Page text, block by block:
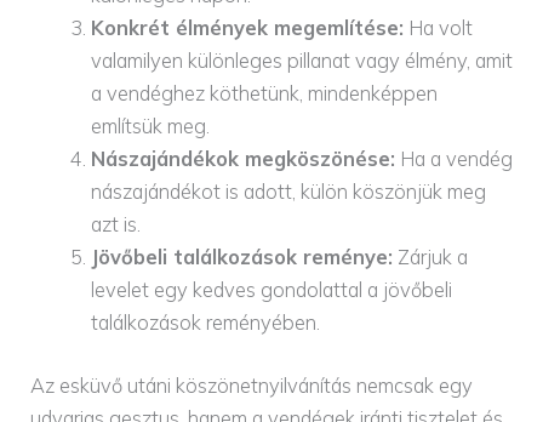
Konkrét élmények megemlítése: Ha volt
valamilyen különleges pillanat vagy élmény, amit
a vendéghez köthetünk, mindenképpen
említsük meg.
Nászajándékok megköszönése: Ha a vendég
nászajándékot is adott, külön köszönjük meg
azt is.
Jövőbeli találkozások reménye: Zárjuk a
levelet egy kedves gondolattal a jövőbeli
találkozások reményében.
Az esküvő utáni köszönetnyilvánítás nemcsak egy